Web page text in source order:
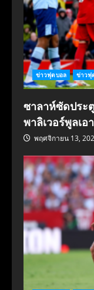
ข่าวฟุตบอล ข่าวฟุ
ซาลาห์ซัดประ
พาลิเวอร์พูลเ
พฤศจิกายน 13,